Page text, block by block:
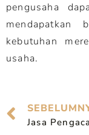
pengusaha
mendapatkan
kebutuhan
usaha.